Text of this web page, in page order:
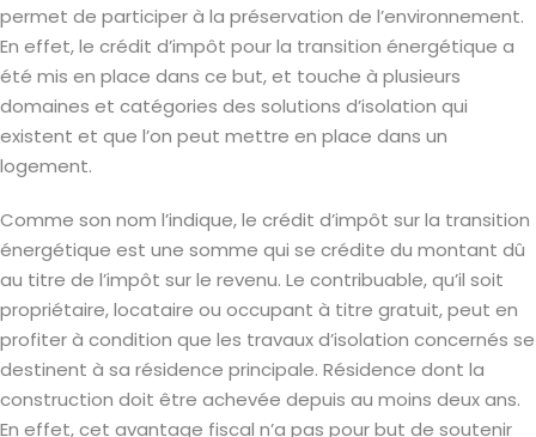
permet de participer à la préservation de l’environnement.
En effet, le crédit d’impôt pour la transition énergétique a
été mis en place dans ce but, et touche à plusieurs
domaines et catégories des solutions d’isolation qui
existent et que l’on peut mettre en place dans un
logement.
Comme son nom l’indique, le crédit d’impôt sur la transition
énergétique est une somme qui se crédite du montant dû
au titre de l’impôt sur le revenu. Le contribuable, qu’il soit
propriétaire, locataire ou occupant à titre gratuit, peut en
profiter à condition que les travaux d’isolation concernés se
destinent à sa résidence principale. Résidence dont la
construction doit être achevée depuis au moins deux ans.
En effet, cet avantage fiscal n’a pas pour but de soutenir